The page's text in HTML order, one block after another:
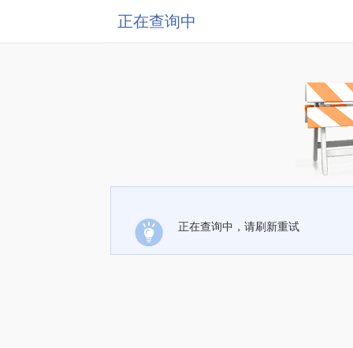
正在查询中
正在查询中，请刷新重试